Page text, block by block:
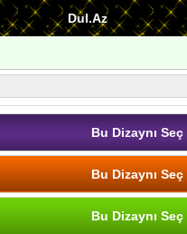
Dul.Az
Bu Dizaynı Seç
Bu Dizaynı Seç
Bu Dizaynı Seç